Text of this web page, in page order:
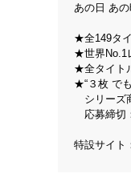
あの日 あ
★全149タ
★世界No.1
★全タイト
★“３枚 で
シリーズ
応募締切
特設サイト